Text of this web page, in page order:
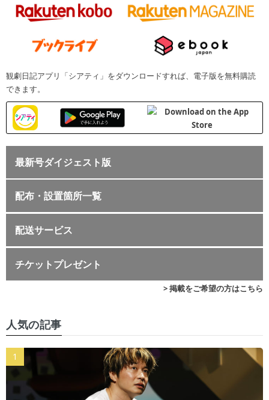
観劇日記アプリ「シアティ」をダウンロードすれば、電子版を無料購読
できます。
最新号ダイジェスト版
配布・設置箇所一覧
配送サービス
チケットプレゼント
> 掲載をご希望の方はこちら
人気の記事